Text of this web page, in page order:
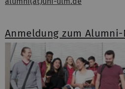
Anmeldung zum